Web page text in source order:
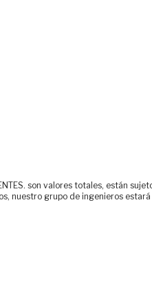
son valores totales, están
nuestro grupo de ingenieros